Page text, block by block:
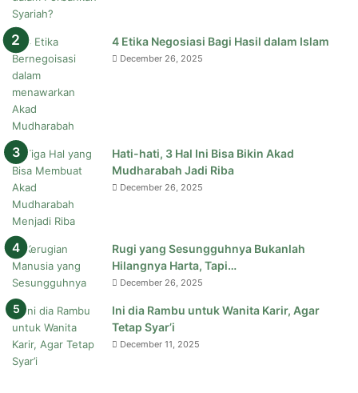
4 Etika Negosiasi Bagi Hasil dalam Islam
December 26, 2025
Hati-hati, 3 Hal Ini Bisa Bikin Akad
Mudharabah Jadi Riba
December 26, 2025
Rugi yang Sesungguhnya Bukanlah
Hilangnya Harta, Tapi…
December 26, 2025
Ini dia Rambu untuk Wanita Karir, Agar
Tetap Syar’i
December 11, 2025